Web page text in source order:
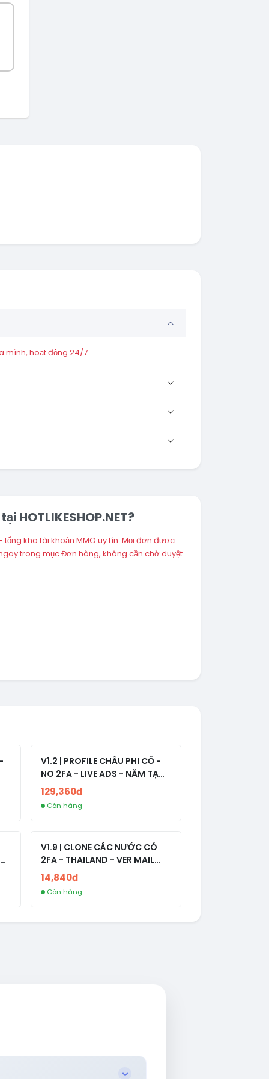
mình, hoạt động 24/7.
HOTLIKESHOP.NET?
tổng kho tài khoản MMO uy tín. Mọi đơn được
trong mục Đơn hàng, không cần chờ duyệt
V1.2 | PROFILE CHÂU PHI CỔ -
NO 2FA - LIVE ADS - NĂM TẠO
2008-2024
129,360đ
Còn hàng
V1.9 | CLONE CÁC NƯỚC CÓ
2FA - THAILAND - VER MAIL
FVIAINBOXES.COM - CLONE
NEW KHÔNG BẢO HÀNH LOCAL
14,840đ
Còn hàng